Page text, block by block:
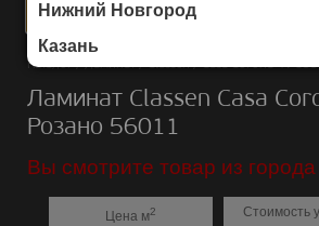
Нижний Новгород
Казань
Каталог/Ламинат/Classen/Casa Corona 4V 833
Ламинат Classen Casa
Розано 56011
Вы смотрите товар из
Цена м2 Стоимость